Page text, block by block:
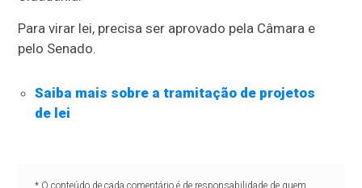
Para virar lei, precisa ser aprovado pela Câmara e
pelo Senado.
Saiba mais sobre a tramitação de projetos
de lei
* O conteúdo de cada comentário é de responsabilidade de quem